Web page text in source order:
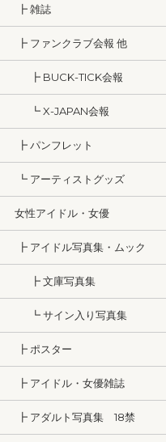
┣ 雑誌
┣ ファンクラブ会報 他
┣ BUCK-TICK会報
┗ X-JAPAN会報
┣ パンフレット
┗ アーティストグッズ
女性アイドル・女優
┣ アイドル写真集・ムック
┣ 文庫写真集
┗ サイン入り写真集
┣ ポスター
┣ アイドル・女優雑誌
┣ アダルト写真集 18禁